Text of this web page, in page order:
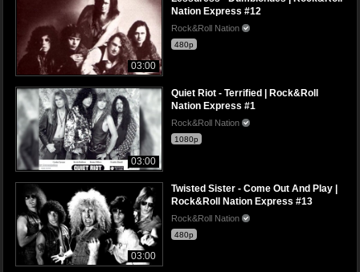
03:00
Nation Express #12
Rock&Roll Nation
480p
03:00
Quiet Riot - Terrified | Rock&Roll
Nation Express #1
Rock&Roll Nation
1080p
03:00
Twisted Sister - Come Out And Play |
Rock&Roll Nation Express #13
Rock&Roll Nation
480p